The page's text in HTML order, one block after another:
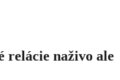
relácie naživo ale